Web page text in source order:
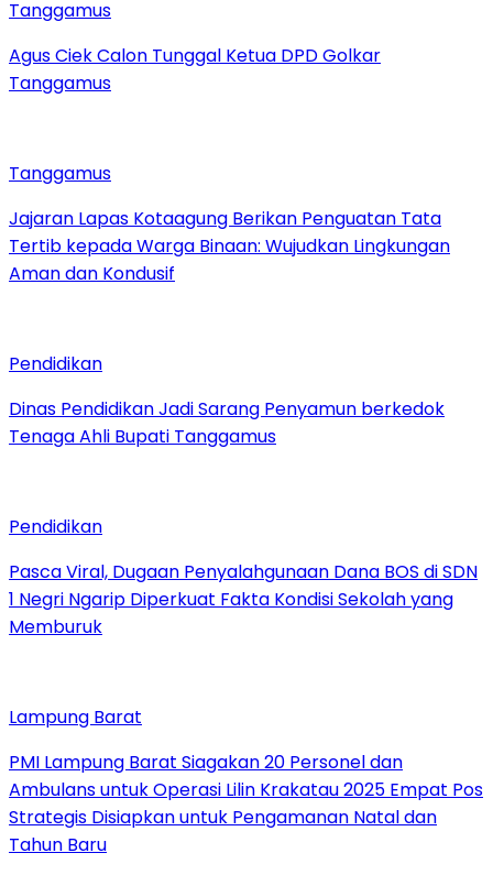
Tanggamus
Agus Ciek Calon Tunggal Ketua DPD Golkar
Tanggamus
Tanggamus
Jajaran Lapas Kotaagung Berikan Penguatan Tata
Tertib kepada Warga Binaan: Wujudkan Lingkungan
Aman dan Kondusif
Pendidikan
Dinas Pendidikan Jadi Sarang Penyamun berkedok
Tenaga Ahli Bupati Tanggamus
Pendidikan
Pasca Viral, Dugaan Penyalahgunaan Dana BOS di SDN
1 Negri Ngarip Diperkuat Fakta Kondisi Sekolah yang
Memburuk
Lampung Barat
PMI Lampung Barat Siagakan 20 Personel dan
Ambulans untuk Operasi Lilin Krakatau 2025 Empat Pos
Strategis Disiapkan untuk Pengamanan Natal dan
Tahun Baru